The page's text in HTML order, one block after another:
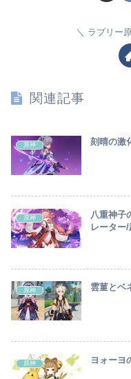
ラブリー
関連記事
原神 刻晴の激
原神
八重神子
レーター
原神 雲菫とベ
原神 ヨォーヨ